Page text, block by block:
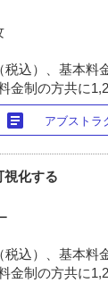
込）、基本料
制の方共に
article アブストラ
視化する
込）、基本料
制の方共に